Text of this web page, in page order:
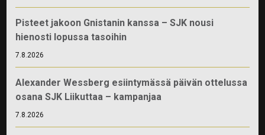
Pisteet jakoon Gnistanin kanssa – SJK nousi
hienosti lopussa tasoihin
7.8.2026
Alexander Wessberg esiintymässä päivän ottelussa
osana SJK Liikuttaa – kampanjaa
7.8.2026